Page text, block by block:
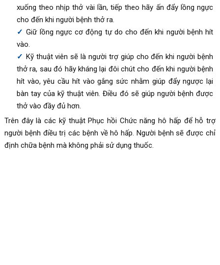
xuống theo nhịp thở vài lần, tiếp theo hãy ấn đẩy lồng ngực
cho đến khi người bệnh thở ra.
Giữ lồng ngực cơ động tự do cho đến khi người bệnh hít
vào.
Kỹ thuật viên sẽ là người trợ giúp cho đến khi người bệnh
thở ra, sau đó hãy kháng lại đôi chút cho đến khi người bệnh
hít vào, yêu cầu hít vào gắng sức nhằm giúp đẩy ngược lại
bàn tay của kỹ thuật viên. Điều đó sẽ giúp người bệnh được
thở vào đầy đủ hơn.
Trên đây là các kỹ thuật Phục hồi Chức năng hô hấp để hỗ trợ
người bệnh điều trị các bệnh về hô hấp. Người bệnh sẽ được chỉ
định chữa bệnh mà không phải sử dụng thuốc.